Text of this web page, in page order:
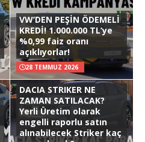
VW’DEN PEŞİN ÖDEMELİ
KREDİ! 1.000.000 TL’ye
%0,99 faiz oranı
açıklıyorlar!
28 TEMMUZ 2026
DACIA STRIKER NE
ZAMAN SATILACAK?
Yerli Üretim olarak
engelli raporlu satın
alınabilecek Striker kaç